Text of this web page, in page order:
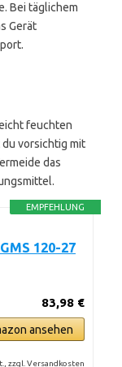
Bei täglichem
Gerät
feuchten
du vorsichtig mit
das
EMPFEHLUNG
120-27
83,98 €
ansehen
zzgl. Versandkosten